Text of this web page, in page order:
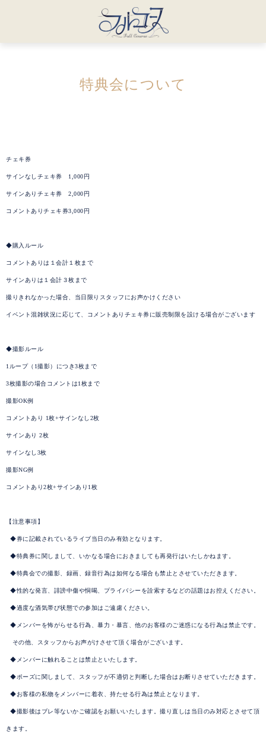
特典会について
チェキ券
サインなしチェキ券 1,000円
サインありチェキ券 2,000円
コメントありチェキ券3,000円
◆購入ルール
コメントありは１会計１枚まで
サインありは１会計３枚まで
撮りきれなかった場合、当日限りスタッフにお声かけください
イベント混雑状況に応じて、コメントありチェキ券に販売制限を設ける場合がございます
◆撮影ルール
1ループ（1撮影）につき3枚まで
3枚撮影の場合コメントは1枚まで
撮影OK例
コメントあり 1枚+サインなし2枚
サインあり 2枚
サインなし3枚
撮影NG例
コメントあり2枚+サインあり1枚
【注意事項】
◆券に記載されているライブ当日のみ有効となります。
◆特典券に関しまして、いかなる場合におきましても再発行はいたしかねます。
◆特典会での撮影、録画、録音行為は如何なる場合も禁止とさせていただきます。
◆性的な発言、誹謗中傷や恫喝、プライバシーを詮索するなどの話題はお控えください。
◆過度な酒気帯び状態での参加はご遠慮ください。
◆メンバーを怖がらせる行為、暴力・暴言、他のお客様のご迷惑になる行為は禁止です。
その他、スタッフからお声がけさせて頂く場合がございます。
◆メンバーに触れることは禁止といたします。
◆ポーズに関しまして、スタッフが不適切と判断した場合はお断りさせていただきます。
◆お客様の私物をメンバーに着衣、持たせる行為は禁止となります。
◆撮影後はブレ等ないかご確認をお願いいたします。撮り直しは当日のみ対応とさせて頂
きます。